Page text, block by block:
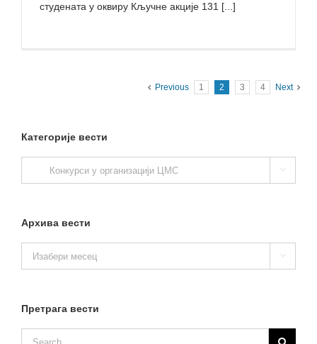
студената у оквиру Кључне акције 131 [...]
Previous 1 2 3 4 Next
Категорије вести

Архива вести
вести

Претрага вести